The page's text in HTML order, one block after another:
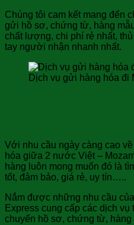
Chúng tôi cam kết mang đến
gửi hồ sơ, chứng từ, hàng
chất lượng, chi phí rẻ nhất,
tay người nhận nhanh nhất.
Dịch vụ gửi hàng hóa đi
Với nhu cầu ngày càng cao
hóa giữa 2 nước Việt –
hàng luôn mong muốn đó là
tốt, đảm bảo, giá rẻ, uy tín…..
Nắm được những nhu cầu
Express cung cấp các dịch
chuyển hồ sơ, chứng từ,